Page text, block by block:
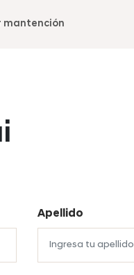
mantención
Apellido